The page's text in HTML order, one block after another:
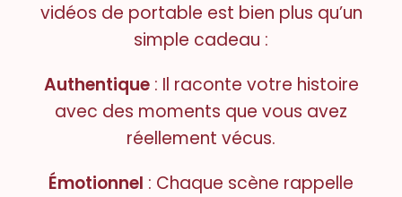
vidéos de portable est bien plus qu’un
simple cadeau :
Authentique: Il raconte votre histoire
avec des moments que vous avez
réellement vécus.
Émotionnel : Chaque scène rappelle